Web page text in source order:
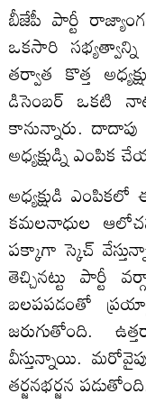
బీజేపీ పార్టీ
ఒకసారి సభ్యత్వాన్ని
తర్వాత కొత్త
డిసెంబర్ ఒకటి
కానున్నారు.
అధ్యక్షుడ్ని
అధ్యక్షుడి
కమలనాధుల
పక్కాగా స్కెచ్
తెచ్చినట్టు పార్టీ
బలపపడంతో
జరుగుతోంది.
వీస్తున్నాయి.
తర్జనభర్జన